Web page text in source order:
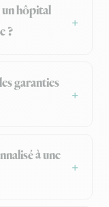
hôpital
?
garanties
à une